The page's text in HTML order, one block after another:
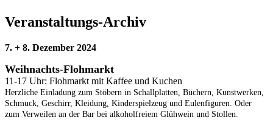
Veranstaltungs-Archiv
7. + 8. Dezember 2024
Weihnachts-Flohmarkt
11-17 Uhr: Flohmarkt mit Kaffee und Kuchen
Herzliche Einladung zum Stöbern in Schallplatten, Büchern, Kunstwerken,
Schmuck, Geschirr, Kleidung, Kinderspielzeug und Eulenfiguren. Oder ​
zum Verweilen an der Bar bei alkoholfreiem Glühwein und Stollen.